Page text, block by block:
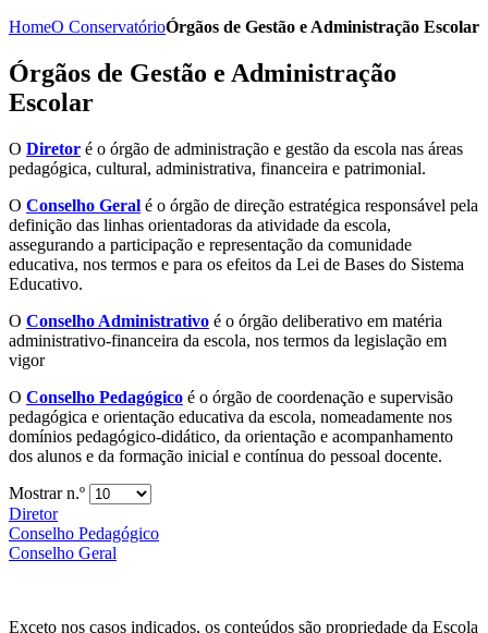
HomeO ConservatórioÓrgãos de Gestão e Administração Escolar
Órgãos de Gestão e Administração
Escolar
O Diretor é o órgão de administração e gestão da escola nas áreas
pedagógica, cultural, administrativa, financeira e patrimonial.
O Conselho Geral é o órgão de direção estratégica responsável pela
definição das linhas orientadoras da atividade da escola,
assegurando a participação e representação da comunidade
educativa, nos termos e para os efeitos da Lei de Bases do Sistema
Educativo.
O Conselho Administrativo é o órgão deliberativo em matéria
administrativo-financeira da escola, nos termos da legislação em
vigor
O Conselho Pedagógico é o órgão de coordenação e supervisão
pedagógica e orientação educativa da escola, nomeadamente nos
domínios pedagógico-didático, da orientação e acompanhamento
dos alunos e da formação inicial e contínua do pessoal docente.
Mostrar n.º
Diretor
Conselho Pedagógico
Conselho Geral
Exceto nos casos indicados, os conteúdos são propriedade da Escola